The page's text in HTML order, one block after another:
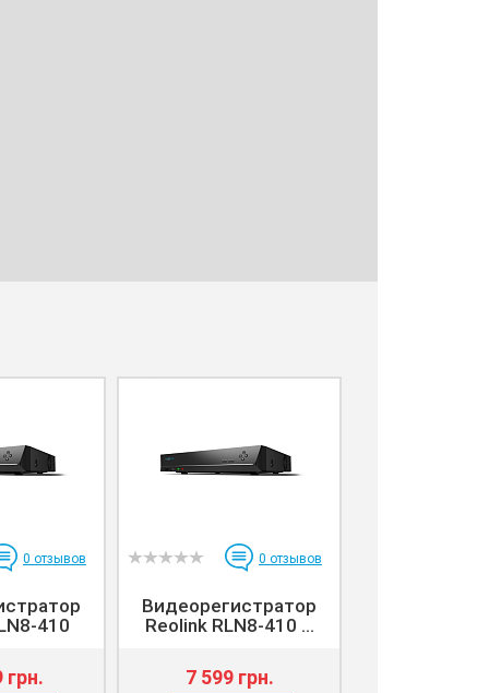
0 отзывов
410
грн.
0 отзывов
Видеорегистратор
Reolink RLN8-410 ...
7 599 грн.